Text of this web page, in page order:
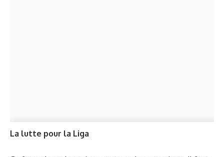
La lutte pour la Liga